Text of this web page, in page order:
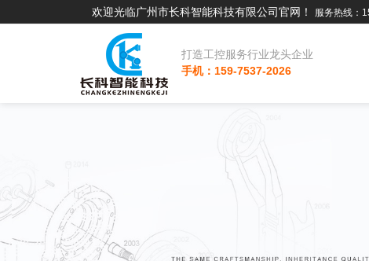
欢迎光临广州市长科智能科技有限公司官网！ 服务热线：
打造工控服务行业龙头企业
手机：159-7537-2026